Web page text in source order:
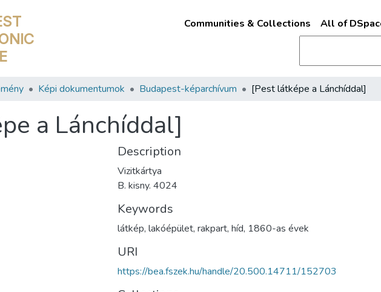
Communities & Collections All of
Képi dokumentumok Budapest-képarchívum [Pest látképe a Lánchíddal]
a Lánchíddal]
Description
Vizitkártya
B. kisny. 4024
Keywords
látkép, lakóépület, rakpart, híd, 1860-as évek
URI
https://bea.fszek.hu/handle/20.500.14711/152703